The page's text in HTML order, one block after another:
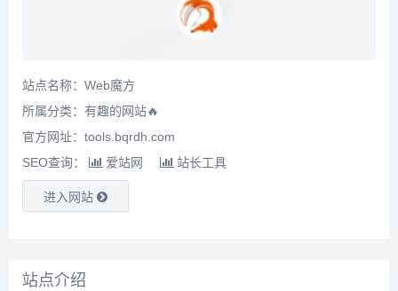
站点名称：Web魔方
所属分类： 有趣的网站🔥
官方网址：tools.bqrdh.com
SEO查询：
爱站网 站长工具
进入网站
站点介绍